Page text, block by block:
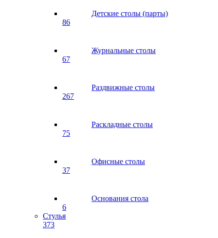
Детские столы (парты)
86
Журнальные столы
67
Раздвижные столы
267
Раскладные столы
75
Офисные столы
37
Основания стола
6
Стулья
373